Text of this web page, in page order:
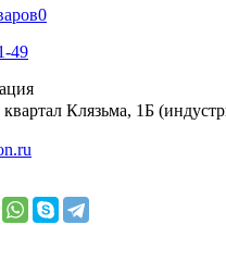
0
49
Клязьма, 1Б